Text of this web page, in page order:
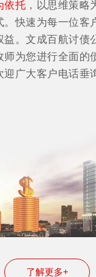
依托 ，以思维策略
快速为每一位客
益。文成百航讨债
师为您进行全面的
迎广大客户电话垂
了解更多+